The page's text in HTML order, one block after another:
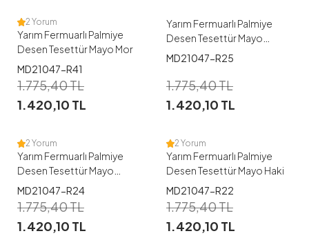
2 Yorum
Yarım Fermuarlı Palmiye
Desen Tesettür Mayo Mor
MD21047-R41
1.775,40TL
1.420,10 TL
Yarım Fermuarlı Palmiye
Desen Tesettür Mayo
Kahve
MD21047-R25
1.775,40TL
1.420,10 TL
38 40 42
48
2 Yorum
Yarım Fermuarlı Palmiye
Desen Tesettür Mayo
İndigo
MD21047-R24
1.775,40TL
1.420,10 TL
38 40 42
48
2 Yorum
Yarım Fermuarlı Palmiye
Desen Tesettür Mayo Haki
MD21047-R22
1.775,40TL
1.420,10 TL
38 40 42
48
38 40 42
48